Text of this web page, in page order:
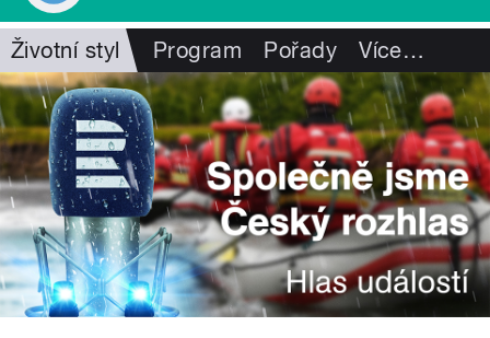
Životní styl Program Pořady Více…